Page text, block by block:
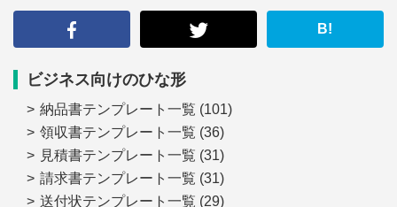
B!
ビジネス向けのひな形
納品書テンプレート一覧 (101)
領収書テンプレート一覧 (36)
見積書テンプレート一覧 (31)
請求書テンプレート一覧 (31)
送付状テンプレート一覧 (29)